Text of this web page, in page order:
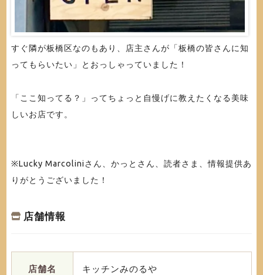
すぐ隣が板橋区なのもあり、店主さんが「板橋の皆さんに知
ってもらいたい」とおっしゃっていました！
「ここ知ってる？」ってちょっと自慢げに教えたくなる美味
しいお店です。
※Lucky Marcoliniさん、かっとさん、読者さま、情報提供あ
りがとうございました！
店舗情報
店舗名 キッチンみのるや